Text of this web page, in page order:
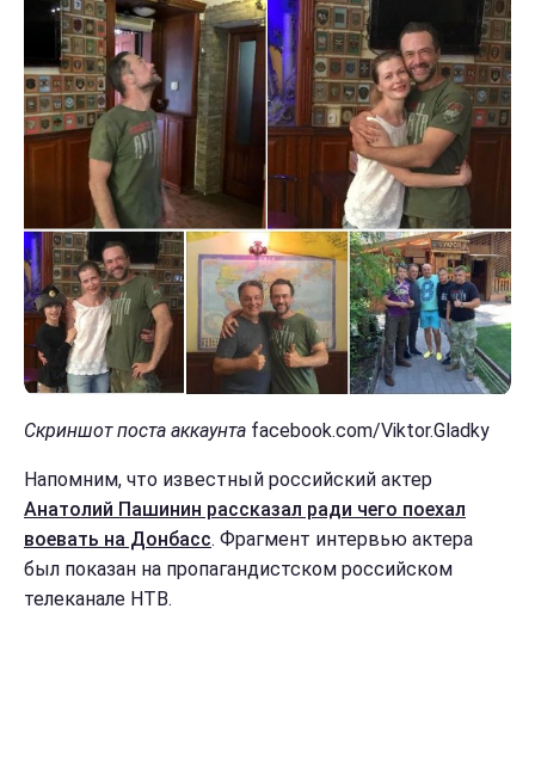
Скриншот поста аккаунта facebook.com/Viktor.Gladky
Напомним, что известный российский актер
Анатолий Пашинин рассказал ради чего поехал
воевать на Донбасс. Фрагмент интервью актера
был показан на пропагандистском российском
телеканале НТВ.